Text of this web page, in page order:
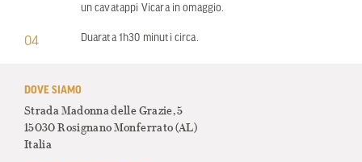
un cavatappi Vicara in omaggio.
04 Duarata 1h30 minuti circa.
DOVE SIAMO
Strada Madonna delle Grazie, 5
15030 Rosignano Monferrato(AL)
Italia